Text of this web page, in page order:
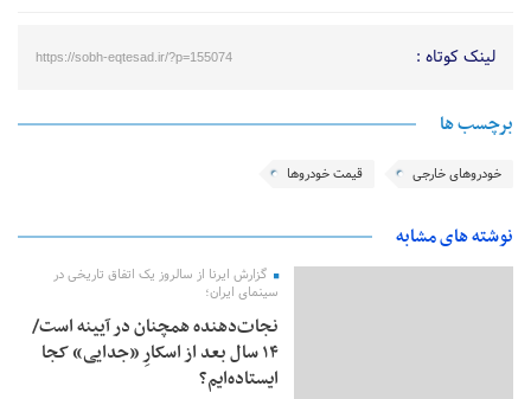
لینک کوتاه : https://sobh-eqtesad.ir/?p=155074
برچسب ها
خودروهای خارجی قیمت خودروها
نوشته های مشابه
گزارش ایرنا از سالروز یک اتفاق تاریخی در
سینمای ایران؛
نجات‌دهنده‌ همچنان در آیینه است/
۱۴ سال بعد از اسکارِ «جدایی» کجا
ایستاده‌ایم؟